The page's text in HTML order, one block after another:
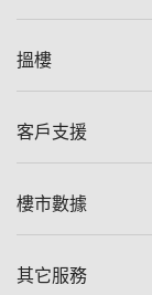
美聯集團
人才招募
搵樓
一手新盤
減價
美聯豪宅
客戶支援
自助放盤
查詢熱線
樓市數據
樓價指數
其它服務